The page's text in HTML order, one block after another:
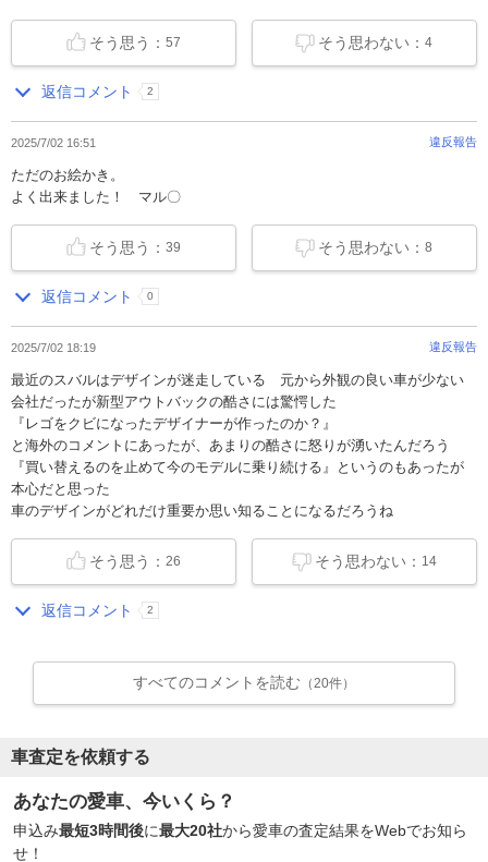
そう思わない：4
そう思う：57
返信コメント 2
2025/7/02 16:51 違反報告
ただのお絵かき。
よく出来ました！ マル〇
そう思わない：8
そう思う：39
返信コメント 0
2025/7/02 18:19 違反報告
最近のスバルはデザインが迷走している 元から外観の良い車が少ない
会社だったが新型アウトバックの酷さには驚愕した
『レゴをクビになったデザイナーが作ったのか？』
と海外のコメントにあったが、あまりの酷さに怒りが湧いたんだろう
『買い替えるのを止めて今のモデルに乗り続ける』というのもあったが
本心だと思った
車のデザインがどれだけ重要か思い知ることになるだろうね
そう思わない： 14
そう思う：26
返信コメント 2
すべてのコメントを読む （20件）
車査定を依頼する
あなたの愛車、今いくら？
申込み最短3時間後に最大20社から愛車の査定結果をWebでお知ら
せ！